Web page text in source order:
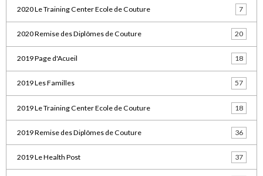
2020 Le Training Center Ecole de Couture 7
2020 Remise des Diplômes de Couture 20
2019 Page d'Acueil 18
2019 Les Familles 57
2019 Le Training Center Ecole de Couture 18
2019 Remise des Diplômes de Couture 36
2019 Le Health Post 37